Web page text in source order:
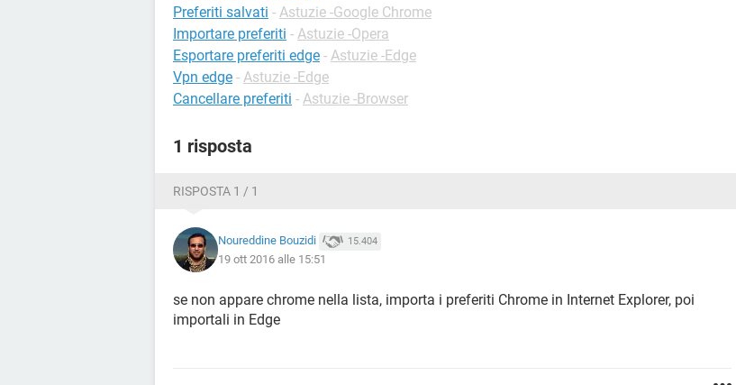
Preferiti salvati - Astuzie -Google Chrome
Importare preferiti - Astuzie -Opera
Esportare preferiti edge - Astuzie -Edge
Vpn edge - Astuzie -Edge
Cancellare preferiti - Astuzie -Browser
1 risposta
RISPOSTA 1 / 1
Noureddine Bouzidi 15.404
19 ott 2016 alle 15:51
se non appare chrome nella lista, importa i preferiti Chrome in Internet Explorer, poi
importali in Edge